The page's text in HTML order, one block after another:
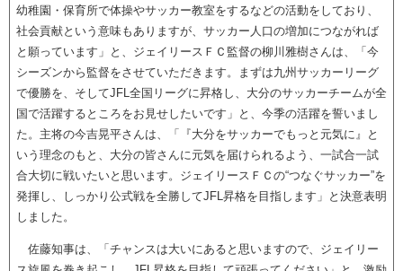
幼稚園・保育所で体操やサッカー教室をするなどの活動をしており、
社会貢献という意味もありますが、サッカー人口の増加につながれば
と願っています」と、ジェイリースＦＣ監督の柳川雅樹さんは、「今
シーズンから監督をさせていただきます。まずは九州サッカーリーグ
で優勝を、そしてJFL全国リーグに昇格し、大分のサッカーチームが全
国で活躍するところをお見せしたいです」と、今季の活躍を誓いまし
た。主将の今吉晃平さんは、「『大分をサッカーでもっと元気に』と
いう理念のもと、大分の皆さんに元気を届けられるよう、一試合一試
合大切に戦いたいと思います。ジェイリースＦＣの“つなぐサッカー”を
発揮し、しっかり公式戦を全勝してJFL昇格を目指します」と決意表明
しました。
佐藤知事は、「チャンスは大いにあると思いますので、ジェイリー